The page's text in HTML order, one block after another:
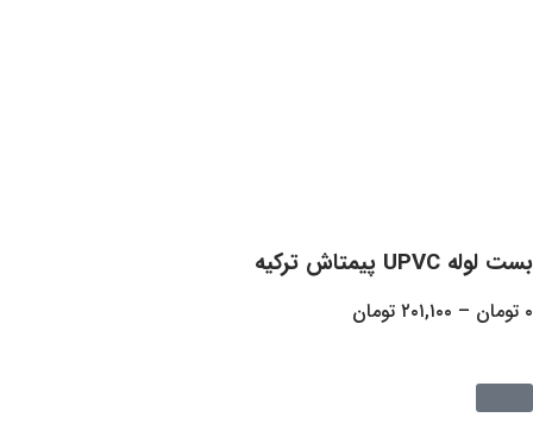
تومان